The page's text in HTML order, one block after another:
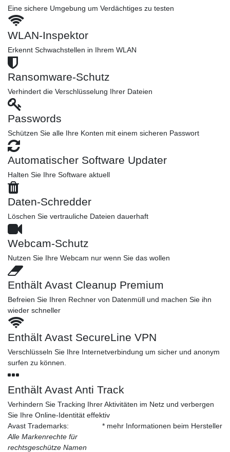
Eine sichere Umgebung um Verdächtiges zu testen
WLAN-Inspektor
Erkennt Schwachstellen in Ihrem WLAN
Ransomware-Schutz
Verhindert die Verschlüsselung Ihrer Dateien
Passwords
Schützen Sie alle Ihre Konten mit einem sicheren Passwort
Automatischer Software Updater
Halten Sie Ihre Software aktuell
Daten-Schredder
Löschen Sie vertrauliche Dateien dauerhaft
Webcam-Schutz
Nutzen Sie Ihre Webcam nur wenn Sie das wollen
Enthält Avast Cleanup Premium
Befreien Sie Ihren Rechner von Datenmüll und machen Sie ihn
wieder schneller
Enthält Avast SecureLine VPN
Verschlüsseln Sie Ihre Internetverbindung um sicher und anonym
surfen zu können.
Enthält Avast Anti Track
Verhindern Sie Tracking Ihrer Aktivitäten im Netz und verbergen
Sie Ihre Online-Identität effektiv
* mehr Informationen beim Hersteller
Avast Trademarks:
Alle Markenrechte für
rechtsgeschütze Namen